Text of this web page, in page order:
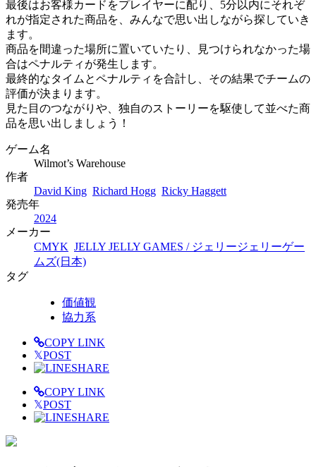
最後はお客様カードをプレイヤーに配り、5分以内にそれぞ
れが指定された商品を、みんなで思い出しながら探していき
ます。
商品を間違った場所に置いていたり、見つけられなかった場
合はペナルティが発生します。
最終的なタイムとペナルティを合計し、その結果でチームの
評価が決まります。
見た目のつながりや、独自のストーリーを駆使して並べた商
品を思い出しましょう！
ゲーム名
Wilmot’s Warehouse
作者
David King Richard Hogg Ricky Haggett
発売年
2024
メーカー
CMYK JELLY JELLY GAMES / ジェリージェリーゲー
ムズ(日本)
タグ
価値観
協力系
COPY LINK
𝕏POST
SHARE
COPY LINK
𝕏POST
SHARE